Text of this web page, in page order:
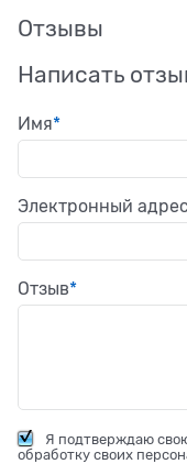
Отзывы
Написать
Имя
Электронный адрес
Отзыв
Я подтверждаю
обработку своих